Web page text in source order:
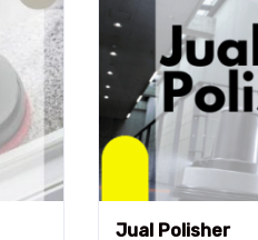
Jual Polisher